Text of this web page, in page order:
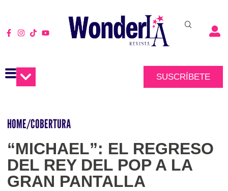
SUSCRÍBETE
HOME/COBERTURA
“MICHAEL”: EL REGRESO
DEL REY DEL POP A LA
GRAN PANTALLA